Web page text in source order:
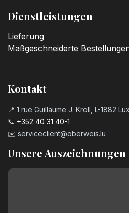
Dienstleistungen
Lieferung
Maßgeschneiderte
Kontakt
📍 1 rue Guillaume J. Kroll, L-1882
📞 +352 40 31 40-1
✉️ serviceclient@oberweis.lu
Unsere Auszeichnungen